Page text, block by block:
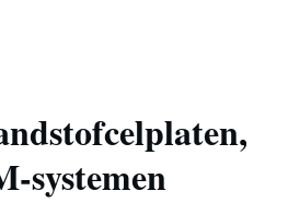
systemen